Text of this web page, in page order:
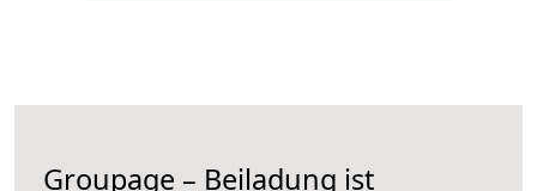
Groupage – Beiladung ist